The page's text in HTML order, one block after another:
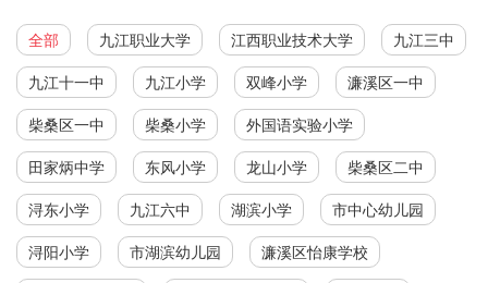
全部 九江职业大学 江西职业技术大学 九江三中
九江十一中 九江小学 双峰小学 濂溪区一中
柴桑区一中 柴桑小学 外国语实验小学
田家炳中学 东风小学 龙山小学 柴桑区二中
浔东小学 九江六中 湖滨小学 市中心幼儿园
浔阳小学 市湖滨幼儿园 濂溪区怡康学校